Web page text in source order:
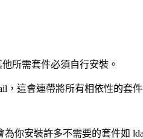
所需套件必須自行安裝。
，這會連帶將所有相依性的套
你安裝許多不需要的套件如